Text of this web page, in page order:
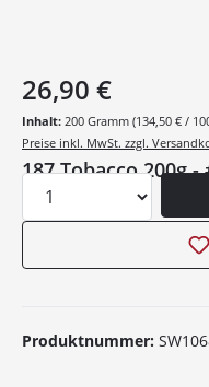
187 Tobacco 200g
26,90 €
Inhalt: 200 Gramm (134,50 € /
Preise inkl. MwSt. zzgl.
Produkt
Produktnummer: